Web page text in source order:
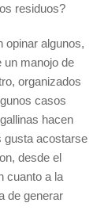
residuos?
opinar algunos,
un manojo de
organizados
casos
hacen
gusta acostarse
desde el
cuanto a la
de generar